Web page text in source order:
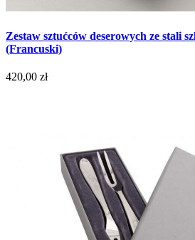
Zestaw sztućców deserowych ze stali
(Francuski)
420,00 zł